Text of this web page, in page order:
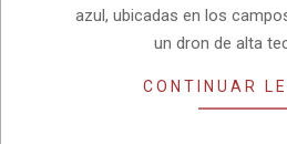
azul, ubicadas en los
un dron de alta
CONTINUAR